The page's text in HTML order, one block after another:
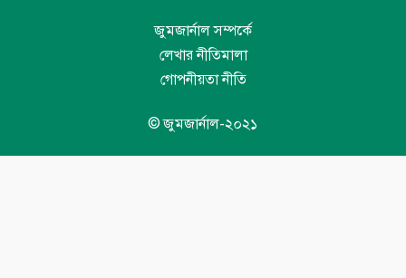
© জুমজার্নাল-২০২১
জুমজার্নাল সম্পর্কে
লেখার নীতিমালা
গোপনীয়তা নীতি